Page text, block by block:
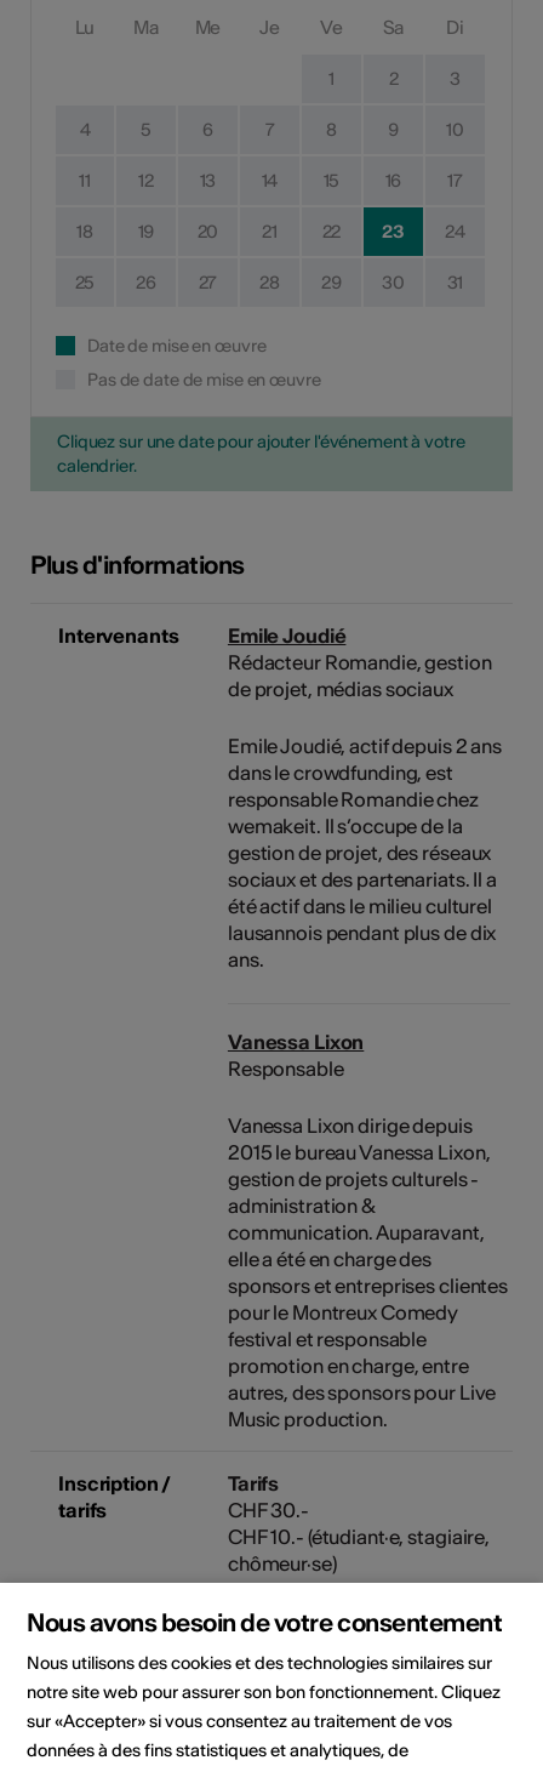
Lu Ma Me Je Ve Sa Di
1 2 3
4 5 6 7 8 9 10
11 12 13 14 15 16 17
18 19 20 21 22 23 24
25 26 27 28 29 30 31
Date de mise en œuvre
Pas de date de mise en œuvre
Cliquez sur une date pour ajouter l'événement à votre
calendrier.
Plus d'informations
Intervenants
Emile Joudié
Rédacteur Romandie, gestion
de projet, médias sociaux
Emile Joudié, actif depuis 2 ans
dans le crowdfunding, est
responsable Romandie chez
wemakeit. Il s’occupe de la
gestion de projet, des réseaux
sociaux et des partenariats. Il a
été actif dans le milieu culturel
lausannois pendant plus de dix
ans.
Vanessa Lixon
Responsable
Vanessa Lixon dirige depuis
2015 le bureau Vanessa Lixon,
gestion de projets culturels -
administration &
communication. Auparavant,
elle a été en charge des
sponsors et entreprises clientes
pour le Montreux Comedy
festival et responsable
promotion en charge, entre
autres, des sponsors pour Live
Music production.
Inscription /
tarifs
Tarifs
CHF 30.-
CHF 10.- (étudiant·e, stagiaire,
chômeur·se)
Le payement du cours peut
s'effectuer uniquement par e-
banking ou via un bulletin de
versement au plus tard 48h
avant la formation.
Nous avons besoin de votre consentement
Nous utilisons des cookies et des technologies similaires sur
notre site web pour assurer son bon fonctionnement. Cliquez
sur «Accepter» si vous consentez au traitement de vos
données à des fins statistiques et analytiques, de